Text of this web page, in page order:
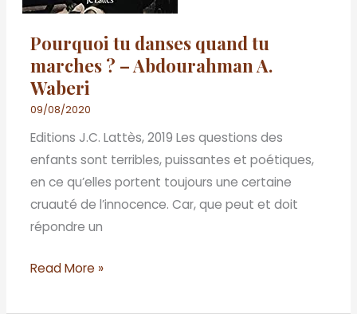
Pourquoi tu danses quand tu
marches ? – Abdourahman A.
Waberi
09/08/2020
Editions J.C. Lattès, 2019 Les questions des
enfants sont terribles, puissantes et poétiques,
en ce qu’elles portent toujours une certaine
cruauté de l’innocence. Car, que peut et doit
répondre un
Waberi
Read More »